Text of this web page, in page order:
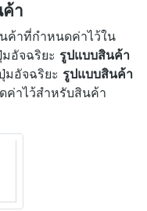
า
าที่กำหนดค่าไว้ใน
อัจฉริยะ รูปแบบสินค้า
อัจฉริยะ รูปแบบสินค้า
ค่าไว้สำหรับสินค้า